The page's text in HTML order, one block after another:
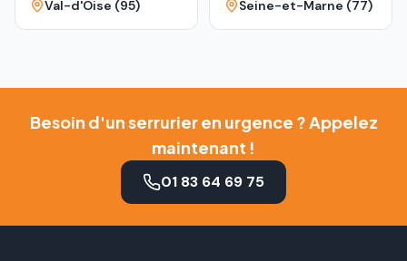
Val-d'Oise (95) Seine-et-Marne (77)
Besoin d'un serrurier en urgence ? Appelez
maintenant !
01 83 64 69 75